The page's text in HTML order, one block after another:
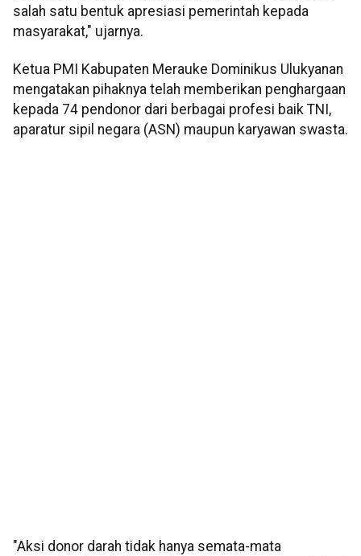
salah satu bentuk apresiasi pemerintah kepada
masyarakat," ujarnya.
Ketua PMI Kabupaten Merauke Dominikus Ulukyanan
mengatakan pihaknya telah memberikan penghargaan
kepada 74 pendonor dari berbagai profesi baik TNI,
aparatur sipil negara (ASN) maupun karyawan swasta.
"Aksi donor darah tidak hanya semata-mata